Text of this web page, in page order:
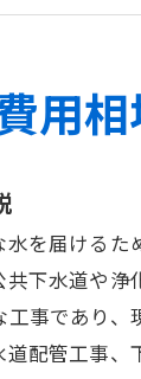
用相
を届けるた
下水道や
事であり
配管工事